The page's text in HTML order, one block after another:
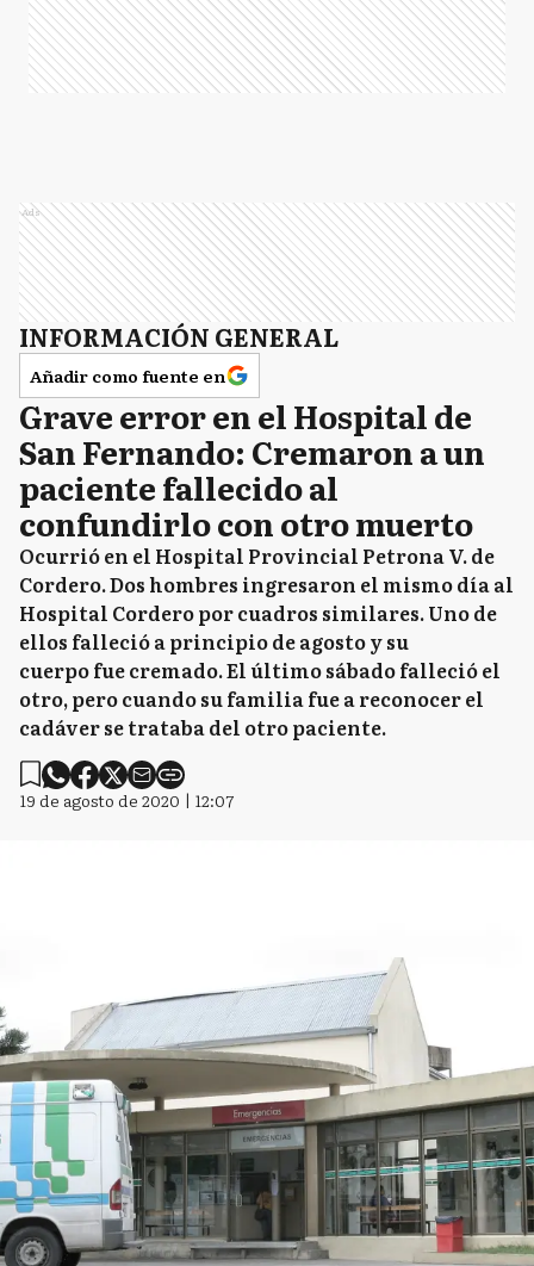
Ads
INFORMACIÓN GENERAL
Añadir como fuente en
Grave error en el Hospital de
San Fernando: Cremaron a un
paciente fallecido al
confundirlo con otro muerto
Ocurrió en el Hospital Provincial Petrona V. de
Cordero. Dos hombres ingresaron el mismo día al
Hospital Cordero por cuadros similares. Uno de
ellos falleció a principio de agosto y su
cuerpo fue cremado. El último sábado falleció el
otro, pero cuando su familia fue a reconocer el
cadáver se trataba del otro paciente.
19 de agosto de 2020 | 12:07